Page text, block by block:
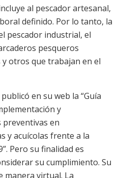
al pescador artesanal,
definido. Por lo tanto, la
pescador industrial, el
pesqueros
otros que trabajan en el
en su web la “Guía
y
en
y acuícolas frente a la
Pero su finalidad es
su cumplimiento. Su
manera virtual. La